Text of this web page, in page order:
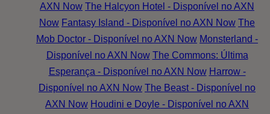
AXN Now The Halcyon Hotel - Disponível no AXN
Now Fantasy Island - Disponível no AXN Now The
Mob Doctor - Disponível no AXN Now Monsterland -
Disponível no AXN Now The Commons: Última
Esperança - Disponível no AXN Now Harrow -
Disponível no AXN Now The Beast - Disponível no
AXN Now Houdini e Doyle - Disponível no AXN